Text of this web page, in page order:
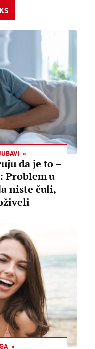
da je to –
Problem u
niste čuli,